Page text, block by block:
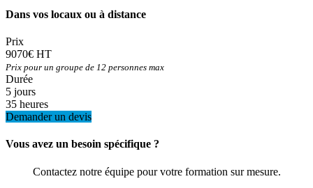
Dans vos locaux ou à distance
Prix
9070€ HT
Prix pour un groupe de 12 personnes max
Durée
5 jours
35 heures
Demander un devis
Vous avez un besoin spécifique ?
Contactez notre équipe pour votre formation sur mesure.